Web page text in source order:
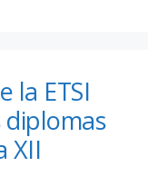
la ETSI
XII